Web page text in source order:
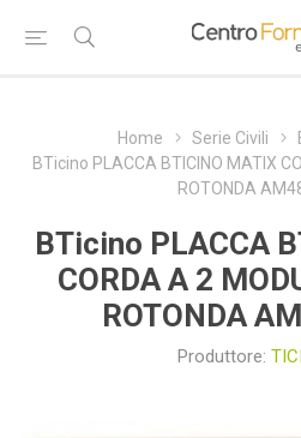
Home Serie Civili
BTicino PLACCA BTICINO MATIX
ROTONDA
BTicino PLACCA
CORDA A 2
ROTONDA
Produttore: